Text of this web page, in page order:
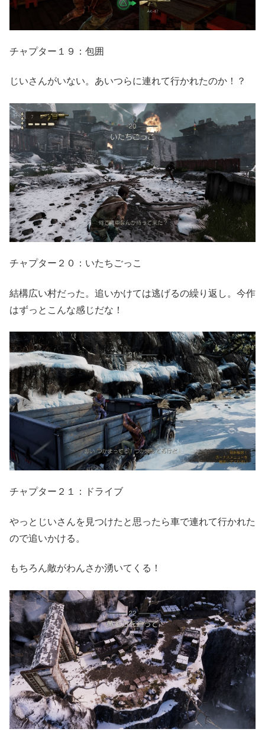
チャプター１９：包囲
じいさんがいない。あいつらに連れて行かれたのか！？
チャプター２０：いたちごっこ
結構広い村だった。追いかけては逃げるの繰り返し。今作
はずっとこんな感じだな！
チャプター２１：ドライブ
やっとじいさんを見つけたと思ったら車で連れて行かれた
ので追いかける。
もちろん敵がわんさか湧いてくる！